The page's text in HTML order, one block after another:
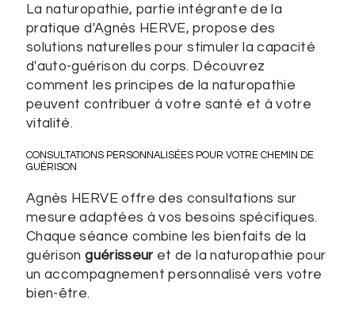
La naturopathie, partie intégrante de la
pratique d'Agnès HERVE, propose des
solutions naturelles pour stimuler la capacité
d'auto-guérison du corps. Découvrez
comment les principes de la naturopathie
peuvent contribuer à votre santé et à votre
vitalité.
CONSULTATIONS PERSONNALISÉES POUR VOTRE CHEMIN DE
GUÉRISON
Agnès HERVE offre des consultations sur
mesure adaptées à vos besoins spécifiques.
Chaque séance combine les bienfaits de la
guérisonguérisseur et de la naturopathie pour
un accompagnement personnalisé vers votre
bien-être.